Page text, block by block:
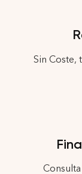
Sin